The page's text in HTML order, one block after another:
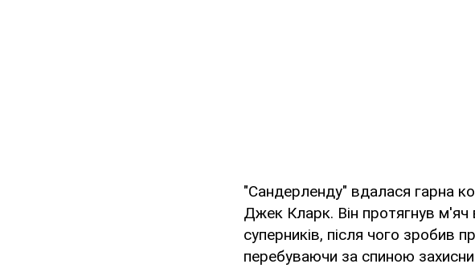
"Сандерленду" вдалася гарна
Джек Кларк. Він протягнув м'яч
суперників, після чого зробив
перебуваючи за спиною